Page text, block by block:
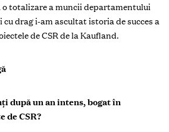
o totalizare a muncii departamentului
cu drag i-am ascultat istoria de succes a
de CSR de la Kaufland.
după un an intens, bogat în
de CSR?